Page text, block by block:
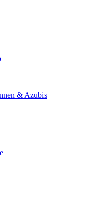
& Azubis